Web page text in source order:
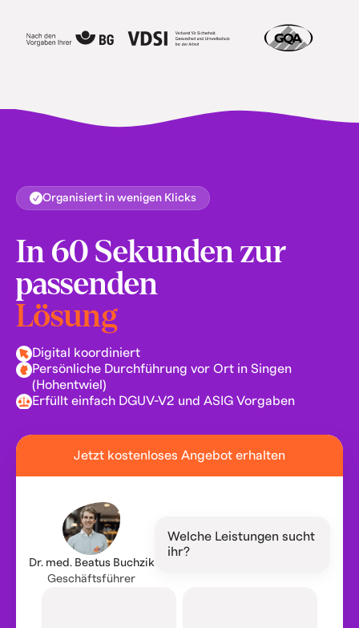
Organisiert in wenigen Klicks
In 60 Sekunden zur
passenden
Lösung
Digital koordiniert
Persönliche Durchführung vor Ort in Singen
(Hohentwiel)
Erfüllt einfach DGUV-V2 und ASIG Vorgaben
Jetzt kostenloses Angebot erhalten
Dr. med. Beatus Buchzik
Geschäftsführer
Welche Leistungen sucht
ihr?